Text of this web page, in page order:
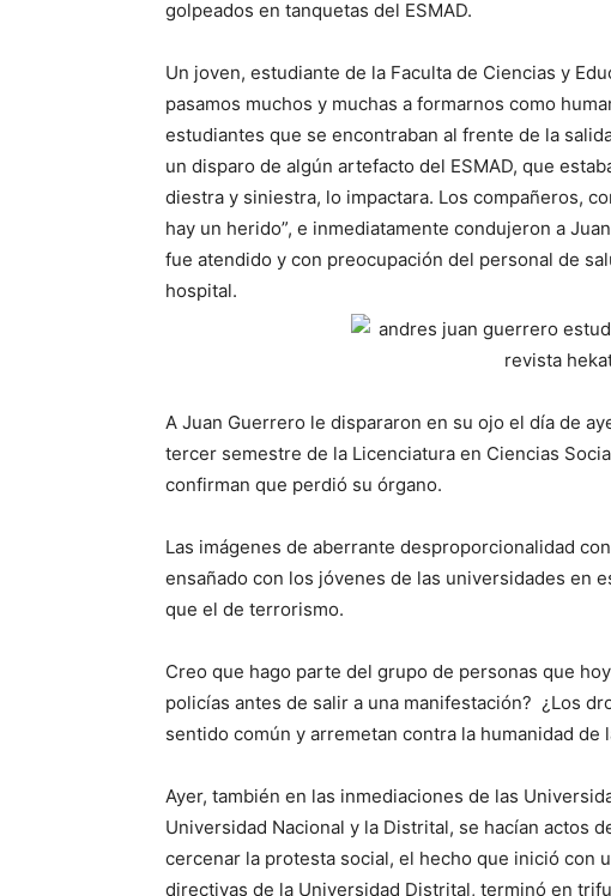
golpeados en tanquetas del ESMAD.
Un joven, estudiante de la Faculta de Ciencias y
pasamos muchos y muchas a formarnos como
estudiantes que se encontraban al frente de la
un disparo de algún artefacto del ESMAD, que
diestra y siniestra, lo impactara. Los compañeros,
hay un herido”, e inmediatamente condujeron a
fue atendido y con preocupación del personal de
hospital.
A Juan Guerrero le dispararon en su ojo el día de
tercer semestre de la Licenciatura en Ciencias
confirman que perdió su órgano.
Las imágenes de aberrante desproporcionalidad
ensañado con los jóvenes de las universidades en
que el de terrorismo.
Creo que hago parte del grupo de personas que
policías antes de salir a una manifestación? ¿Los
sentido común y arremetan contra la humanidad de
Ayer, también en las inmediaciones de las
Universidad Nacional y la Distrital, se hacían actos
cercenar la protesta social, el hecho que inició con
directivas de la Universidad Distrital, terminó en